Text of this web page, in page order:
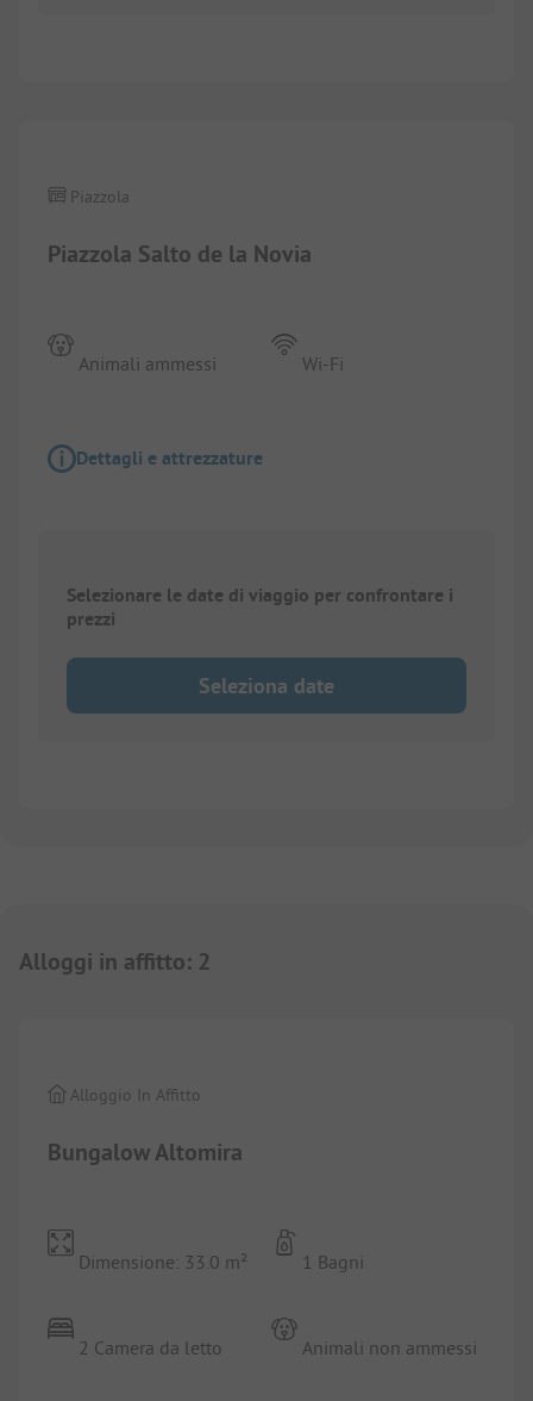
Piazzola Salto de la Novia
Piazzola
Animali ammessi Wi-Fi
Dettagli e attrezzature
Selezionare le date di viaggio per confrontare i
prezzi
Seleziona date
Alloggi in affitto: 2
Bungalow Altomira
Alloggio In Affitto
Dimensione: 33.0 m²
2 Camera da letto
1 Bagni
Animali non ammessi